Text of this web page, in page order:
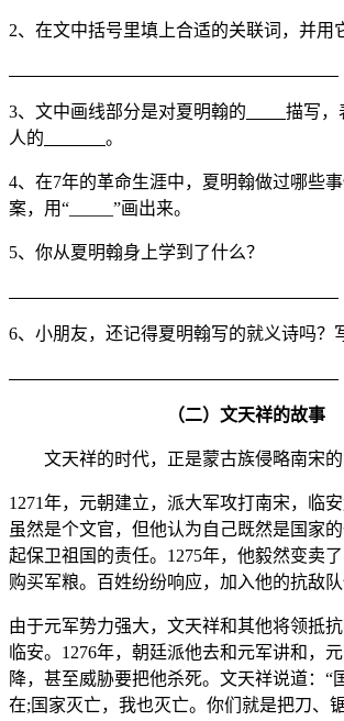
2、在文中括号里填上合适的关联词，并用
3、文中画线部分是对夏明翰的
描写，
人的
。
4、在7年的革命生涯中，夏明翰做过哪些
案，用“_____”画出来。
5、你从夏明翰身上学到了什么？
6、小朋友，还记得夏明翰写的就义诗吗？
（二）文天祥的故事
文天祥的时代，正是蒙古族侵略南宋的
1271年，元朝建立，派大军攻打南宋，临
虽然是个文官，但他认为自己既然是国家
起保卫祖国的责任。1275年，他毅然变卖了
购买军粮。百姓纷纷响应，加入他的抗敌队
由于元军势力强大，文天祥和其他将领抵
临安。1276年，朝廷派他去和元军讲和，
降，甚至威胁要把他杀死。文天祥说道：“
在;国家灭亡，我也灭亡。你们就是把刀、